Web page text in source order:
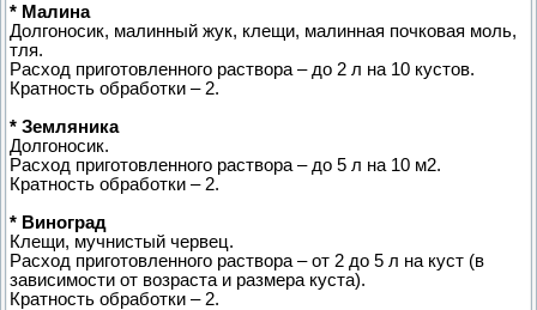
* Малина
Долгоносик, малинный жук, клещи, малинная почковая моль,
тля.
Расход приготовленного раствора – до 2 л на 10 кустов.
Кратность обработки – 2.
* Земляника
Долгоносик.
Расход приготовленного раствора – до 5 л на 10 м2.
Кратность обработки – 2.
* Виноград
Клещи, мучнистый червец.
Расход приготовленного раствора – от 2 до 5 л на куст (в
зависимости от возраста и размера куста).
Кратность обработки – 2.